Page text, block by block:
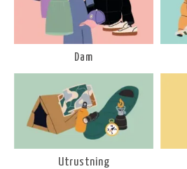
Dam
Utrustning